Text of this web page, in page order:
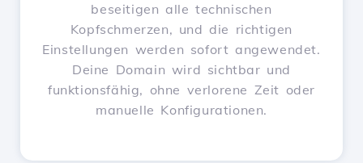
beseitigen alle technischen
Kopfschmerzen, und die richtigen
Einstellungen werden sofort angewendet.
Deine Domain wird sichtbar und
funktionsfähig, ohne verlorene Zeit oder
manuelle Konfigurationen.